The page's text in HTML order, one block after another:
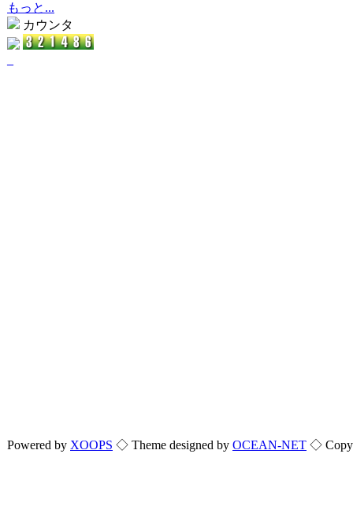
もっと...
カウンタ
Powered by XOOPS ◇ Theme designed by OCEAN-NET ◇